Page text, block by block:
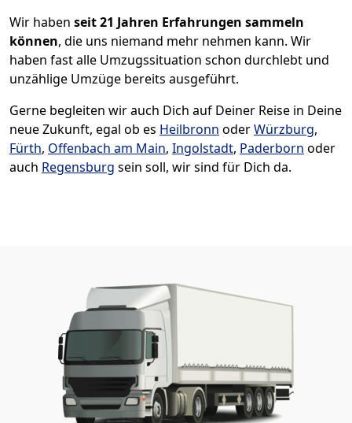
Wir haben seit21 Jahren Erfahrungen sammeln
können, die uns niemand mehr nehmen kann. Wir
haben fast alle Umzugssituation schon durchlebt und
unzählige Umzüge bereits ausgeführt.
Gerne begleiten wir auch Dich auf Deiner Reise in Deine
neue Zukunft, egal ob es Heilbronn oderWürzburg,
Fürth, Offenbach am Main, Ingolstadt, Paderborn oder
auch Regensburg sein soll, wir sind für Dich da.